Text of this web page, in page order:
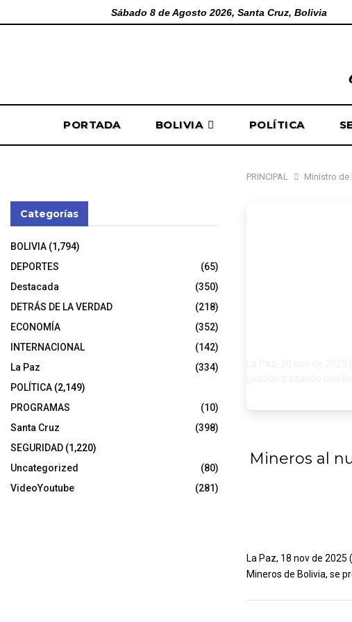
Sábado 8 de Agosto 2026, Santa Cruz, Bolivia
PORTADA BOLIVIA POLÍTICA
PRINCIPAL Ministro de
Mineros al
La Paz, 18 nov de
Mineros de Bolivia, se
Categorías
BOLIVIA (1,794)
DEPORTES
(65)
Destacada
(350)
DETRÁS DE LA VERDAD
(218)
ECONOMÍA
(352)
INTERNACIONAL
(142)
La Paz
(334)
POLÍTICA (2,149)
PROGRAMAS
(10)
Santa Cruz
(398)
SEGURIDAD (1,220)
Uncategorized
(80)
VideoYoutube
(281)